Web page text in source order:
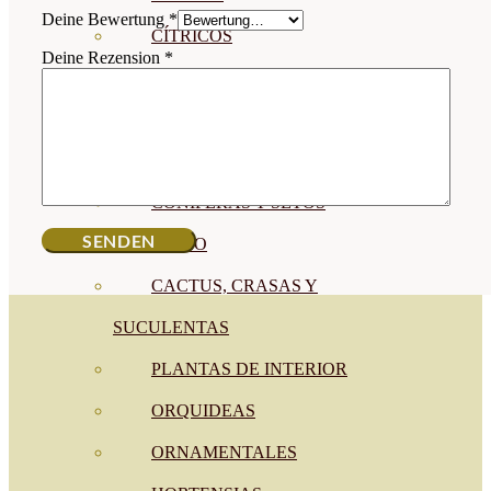
CÍTRICOS
CONÍFERAS Y SETOS
OLIVO
CACTUS, CRASAS Y
SUCULENTAS
PLANTAS DE INTERIOR
ORQUIDEAS
ORNAMENTALES
Deine Bewertung *
Deine Rezension *